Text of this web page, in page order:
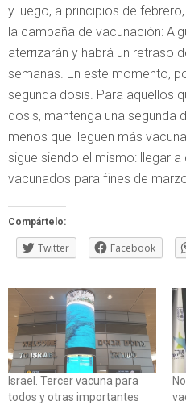
y luego, a principios de
la campaña de vacunación:
aterrizarán y habrá un retraso
semanas. En este momento,
segunda dosis. Para aquellos
dosis, mantenga una segunda
menos que lleguen más
sigue siendo el mismo: llegar
vacunados para fines de
Compártelo:
Twitter Facebook
Israel. Tercer vacuna para
todos y otras importantes